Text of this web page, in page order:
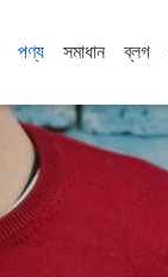
পণ্য সমাধান ব্লগ